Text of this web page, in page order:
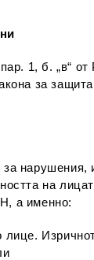
1, б. „в“
за
на
а именно:
лице.